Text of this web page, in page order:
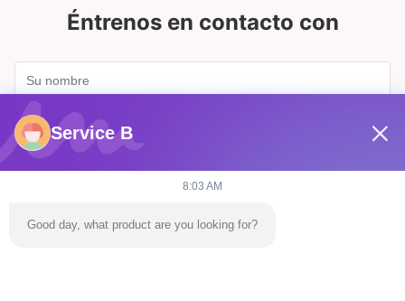
Éntrenos en contacto con
Service B
8:03 AM
Good day, what product are you looking for?